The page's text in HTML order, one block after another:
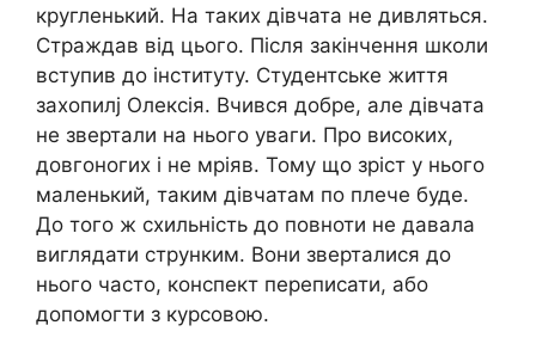
кругленький. На таких дівчата не дивляться.
Страждав від цього. Після закінчення школи
вступив до інституту. Студентське життя
захопилj Олексія. Вчився добре, але дівчата
не звертали на нього уваги. Про високих,
довгоногих і не мріяв. Тому що зріст у нього
маленький, таким дівчатам по плече буде.
До того ж схильність до повноти не давала
виглядати струнким. Вони зверталися до
нього часто, конспект переписати, або
допомогти з курсовою.